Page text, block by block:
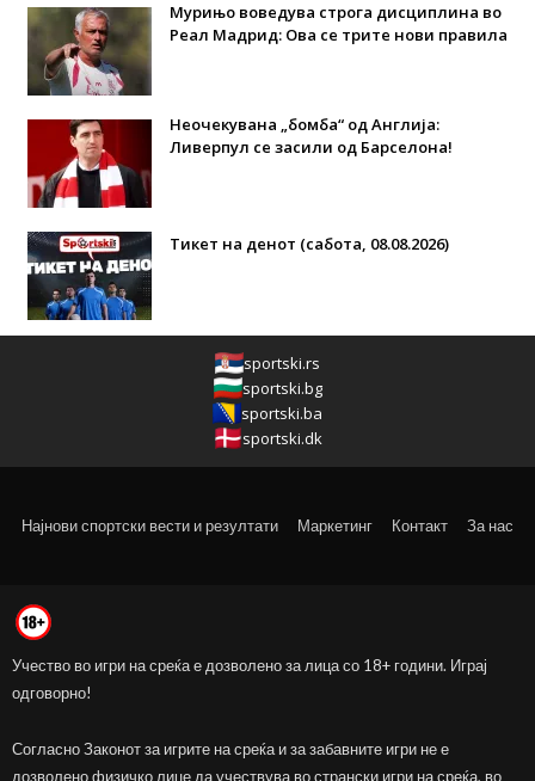
Мурињо воведува строга дисциплина во
Реал Мадрид: Ова се трите нови правила
Неочекувана „бомба“ од Англија:
Ливерпул се засили од Барселона!
Тикет на денот (сабота, 08.08.2026)
sportski.rs
sportski.bg
sportski.ba
sportski.dk
Најнови спортски вести и резултати Маркетинг Контакт За нас
Учество во игри на среќа е дозволено за лица со 18+ години. Играј
одговорно!
Согласно Законот за игрите на среќа и за забавните игри не е
дозволено физичко лице да учествува во странски игри на среќа, во